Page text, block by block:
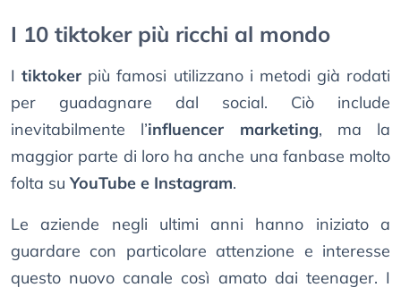
I 10 tiktoker più ricchi al mondo
Itiktoker più famosi utilizzano i metodi già rodati
per guadagnare dal social. Ciò include
inevitabilmente l’influencer marketing, ma la
maggior parte di loro ha anche una fanbase molto
folta suYouTube e Instagram.
Le aziende negli ultimi anni hanno iniziato a
guardare con particolare attenzione e interesse
questo nuovo canale così amato dai teenager. I